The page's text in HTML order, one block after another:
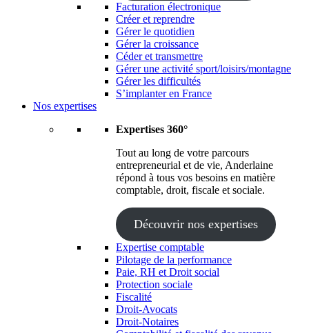
Facturation électronique
Créer et reprendre
Gérer le quotidien
Gérer la croissance
Céder et transmettre
Gérer une activité sport/loisirs/montagne
Gérer les difficultés
S’implanter en France
Nos expertises
Expertises 360°
Tout au long de votre parcours
entrepreneurial et de vie, Anderlaine
répond à tous vos besoins en matière
comptable, droit, fiscale et sociale.
Découvrir nos expertises
Expertise comptable
Pilotage de la performance
Paie, RH et Droit social
Protection sociale
Fiscalité
Droit-Avocats
Droit-Notaires